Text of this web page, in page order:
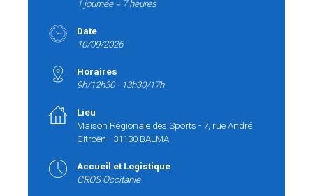
1 journée = 7 heures
Date
10/09/2026
Horaires
9h/12h30 - 13h30/17h
Lieu
Maison Régionale des Sports - 7, rue André
Citroën - 31130 BALMA
Accueil et Logistique
CROS Occitanie